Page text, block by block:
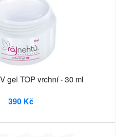
gel TOP vrchní - 30 ml
390 Kč